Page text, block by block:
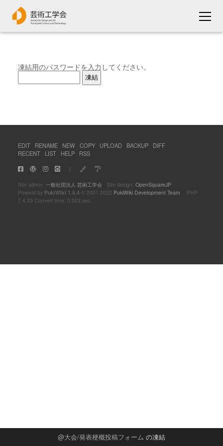
大会/発表梗概投稿フォーム の凍結
凍結用のパスワードを入力してください。
EDIT RENAME NEW COPY UPLOAD BACKUP
DIFF
RECENT
LIST HELP RSS
｜
Site admin: 一般社団法人 芸術工学会Site design: OpenSquareJP
Powerd by PukiWiki 1.5.4 © 2001-2022 PukiWiki Development Team PHP
7.4.33 Convert time: 0.003 sec.